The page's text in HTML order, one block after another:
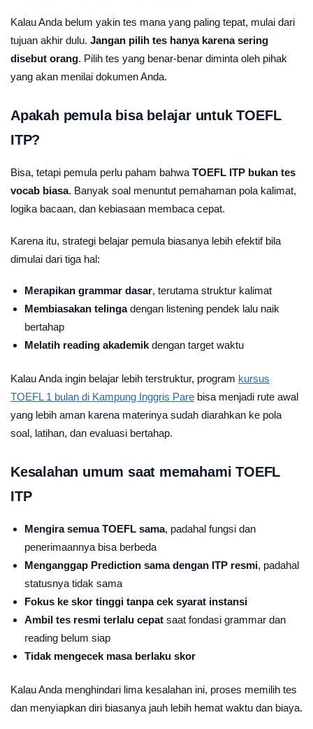
Kalau Anda belum yakin tes mana yang paling tepat, mulai dari
tujuan akhir dulu. Jangan pilih tes hanya karena sering
disebut orang. Pilih tes yang benar-benar diminta oleh pihak
yang akan menilai dokumen Anda.
Apakah pemula bisa belajar untuk TOEFL
ITP?
Bisa, tetapi pemula perlu paham bahwaTOEFL ITP bukan tes
vocab biasa. Banyak soal menuntut pemahaman pola kalimat,
logika bacaan, dan kebiasaan membaca cepat.
Karena itu, strategi belajar pemula biasanya lebih efektif bila
dimulai dari tiga hal:
Merapikan grammar dasar, terutama struktur kalimat
Membiasakan telingadengan listening pendek lalu naik
bertahap
Melatih reading akademik dengan target waktu
Kalau Anda ingin belajar lebih terstruktur, program kursus
TOEFL 1 bulan di Kampung Inggris Pare bisa menjadi rute awal
yang lebih aman karena materinya sudah diarahkan ke pola
soal, latihan, dan evaluasi bertahap.
Kesalahan umum saat memahami TOEFL
ITP
Mengira semua TOEFL sama, padahal fungsi dan
penerimaannya bisa berbeda
Menganggap Prediction sama dengan ITP resmi, padahal
statusnya tidak sama
Fokus ke skor tinggi tanpa cek syarat instansi
Ambil tes resmi terlalu cepat saat fondasi grammar dan
reading belum siap
Tidak mengecek masa berlaku skor
Kalau Anda menghindari lima kesalahan ini, proses memilih tes
dan menyiapkan diri biasanya jauh lebih hemat waktu dan biaya.